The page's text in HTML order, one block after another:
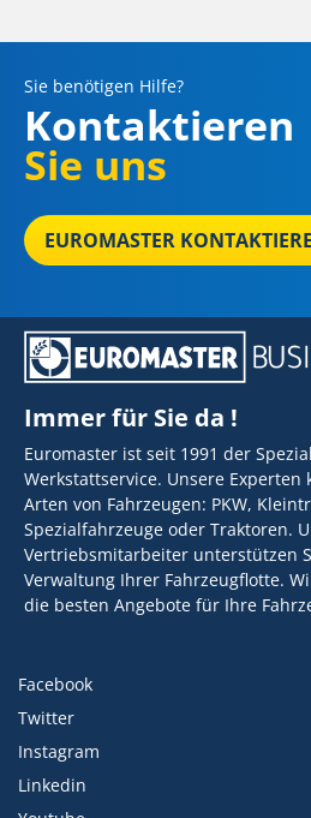
Sie benötigen Hilfe?
Kontaktieren
Sie uns
EUROMASTER
Immer für Sie da !
Euromaster ist seit 1991 der
Werkstattservice. Unsere
Arten von Fahrzeugen: PKW,
Spezialfahrzeuge oder Traktoren.
Vertriebsmitarbeiter unterstützen
Verwaltung Ihrer Fahrzeugflotte.
die besten Angebote für Ihre
Facebook
Twitter
Instagram
Linkedin